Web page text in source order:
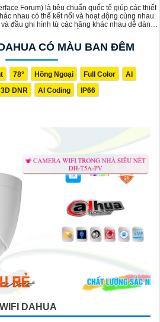
chế tối đa việc báo động giả và gửi
đáng ngờ. Camera TiOC cũng được
và công nghệ AI để giữ cho hình ảnh
và độ phân giải cao, camera TiOC sẽ
giám sát mọi hoạt động xung quanh
mình. Đồng thời, tính năng kết nối
động cũng giúp bạn dễ dàng kiểm soát
cách thuận tiện.
Forum) là tiêu chuẩn quốc tế giúp các thiết
nhau có thể kết nối và hoạt động cùng nhau.
đầu ghi hình từ các hãng khác nhau dễ dàng
và lưu trữ dữ liệu, giúp quản lý và mở
CÓ MÀU BAN ĐÊM
78° Hồng Ngoại Full Color
AI
3D DNR AI Coding IP66
DAHUA